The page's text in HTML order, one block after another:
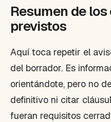
Resumen de
previstos
Aquí toca repetir el
del borrador. Es
orientándote, pero no
definitivo ni citar
fueran requisitos